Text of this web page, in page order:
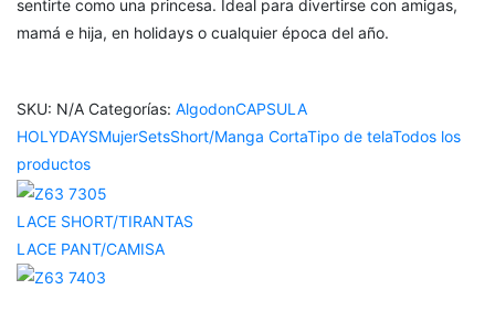
sentirte como una princesa. Ideal para divertirse con amigas,
mamá e hija, en holidays o cualquier época del año.
SKU: N/A Categorías: AlgodonCAPSULA
HOLYDAYSMujerSetsShort/Manga CortaTipo de telaTodos los
productos
LACE SHORT/TIRANTAS
LACE PANT/CAMISA